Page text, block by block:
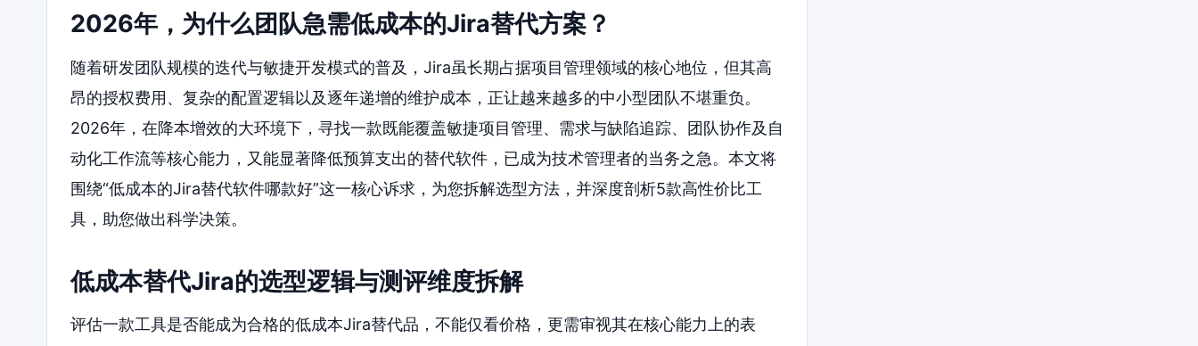
2026年，为什么团队急需低成本的Jira替代方案？
随着研发团队规模的迭代与敏捷开发模式的普及，Jira虽长期占据项目管理领域的核心地位，但其高
昂的授权费用、复杂的配置逻辑以及逐年递增的维护成本，正让越来越多的中小型团队不堪重负。
2026年，在降本增效的大环境下，寻找一款既能覆盖敏捷项目管理、需求与缺陷追踪、团队协作及自
动化工作流等核心能力，又能显著降低预算支出的替代软件，已成为技术管理者的当务之急。本文将
围绕“低成本的Jira替代软件哪款好”这一核心诉求，为您拆解选型方法，并深度剖析5款高性价比工
具，助您做出科学决策。
低成本替代Jira的选型逻辑与测评维度拆解
评估一款工具是否能成为合格的低成本Jira替代品，不能仅看价格，更需审视其在核心能力上的表